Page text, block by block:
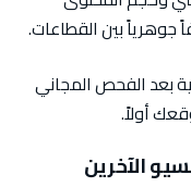
جوهرياً بين القطاعات.
بعد الفحص المجاني
أولاً.